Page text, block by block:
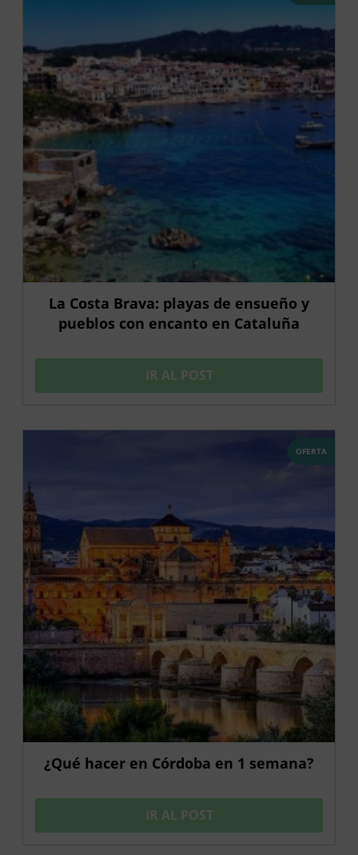
La Costa Brava: playas de ensueño y
pueblos con encanto en Cataluña
IR AL POST
OFERTA
¿Qué hacer en Córdoba en 1 semana?
IR AL POST